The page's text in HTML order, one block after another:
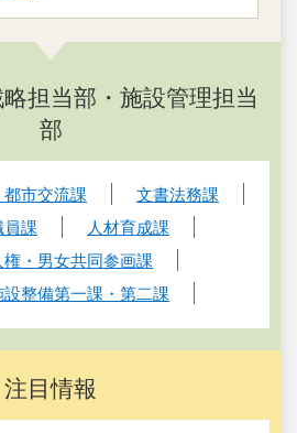
担当部・施設管理担当
部
都市交流課
文書法務課
員課
人材育成課
権・男女共同参画課
設整備第一課・第二課
注目情報